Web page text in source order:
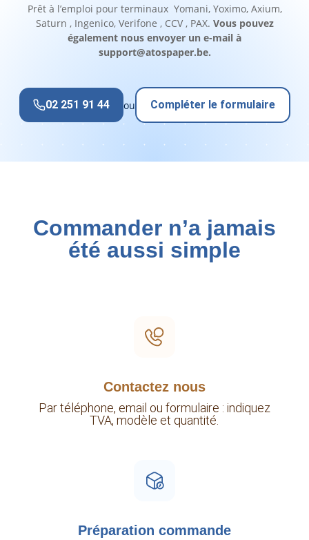
Prêt à l’emploi pour terminaux Yomani, Yoximo, Axium,
Saturn , Ingenico, Verifone , CCV , PAX. Vous pouvez
également nous envoyer un e-mail à
support@atospaper.be.
02 251 91 44 ou Compléter le formulaire
Commander n’a jamais
été aussi simple
Contactez nous
Par téléphone, email ou formulaire : indiquez
TVA, modèle et quantité.
Préparation commande